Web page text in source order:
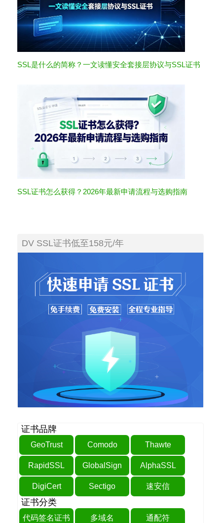
SSL是什么的简称？一文读懂安全套接层协议与SSL证书
SSL证书怎么获得？2026年最新申请流程与选购指南
DV SSL证书低至158元/年
证书品牌
GeoTrust Comodo Thawte
RapidSSL GlobalSign AlphaSSL
DigiCert Sectigo 速安信
证书分类
代码签名证书 多域名 通配符